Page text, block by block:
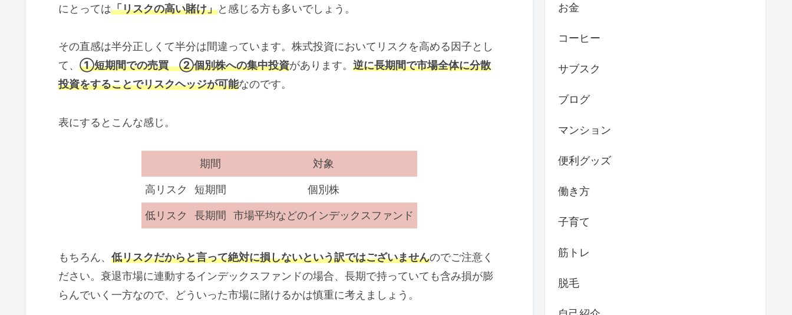
にとっては「リスクの高い賭け」と感じる方も多いでしょう。
その直感は半分正しくて半分は間違っています。株式投資においてリスクを高める因子とし
て、 ①短期間での売買 ②個別株への集中投資があります。 逆に長期間で市場全体に分散
投資をすることでリスクヘッジが可能なのです。
表にするとこんな感じ。
期間 対象
高リスク 短期間 個別株
低リスク 長期間 市場平均などのインデックスファンド
もちろん、 低リスクだからと言って絶対に損しないという訳ではございませんのでご注意く
ださい。衰退市場に連動するインデックスファンドの場合、長期で持っていても含み損が膨
らんでいく一方なので、どういった市場に賭けるかは慎重に考えましょう。
お金
コーヒー
サブスク
ブログ
マンション
便利グッズ
働き方
子育て
筋トレ
脱毛